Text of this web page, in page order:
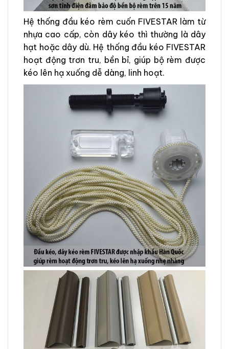
Hệ thống đầu kéo rèm cuốn FIVESTAR làm từ
nhựa cao cấp, còn dây kéo thì thường là dây
hạt hoặc dây dù. Hệ thống đầu kéo FIVESTAR
hoạt động trơn tru, bền bỉ, giúp bộ rèm được
kéo lên hạ xuống dễ dàng, linh hoạt.